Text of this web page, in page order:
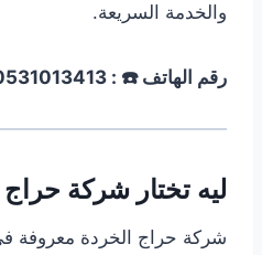
والخدمة السريعة.
رقم الهاتف ☎️ : 0531013413
ليه تختار شركة
شركة حراج الخردة معروفة